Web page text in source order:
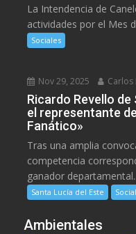
La Intendencia de
actividades por el Mes
Sociales
Nov 29, 2025 Carlos
Ricardo Revello
el representante
Fanático»
Tras una amplia
competencia
ganador
Santa Lucía del Este
Ambientales